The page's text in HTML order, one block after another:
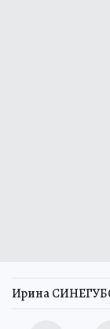
Ирина